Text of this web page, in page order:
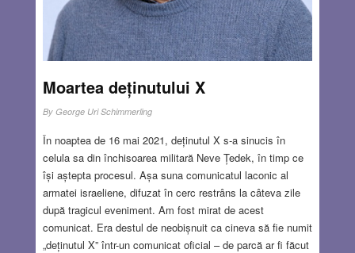
Moartea deținutului X
By George Uri Schimmerling
În noaptea de 16 mai 2021, deținutul X s-a sinucis în
celula sa din închisoarea militară Neve Țedek, în timp ce
își aștepta procesul. Așa suna comunicatul laconic al
armatei israeliene, difuzat în cerc restrâns la câteva zile
după tragicul eveniment. Am fost mirat de acest
comunicat. Era destul de neobișnuit ca cineva să fie numit
„deținutul X” într-un comunicat oficial – de parcă ar fi făcut